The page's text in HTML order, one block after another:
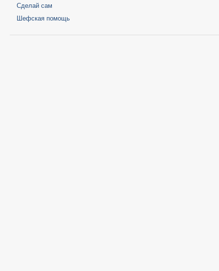
Сделай сам
Шефская помощь